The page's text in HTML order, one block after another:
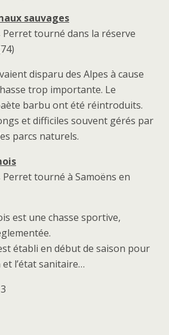
sauvages
Perret tourné dans la réserve
disparu des Alpes à cause
trop importante. Le
barbu ont été réintroduits.
et difficiles souvent gérés par
parcs naturels.
Perret tourné à Samoëns en
est une chasse sportive,
établi en début de saison pour
l’état sanitaire…